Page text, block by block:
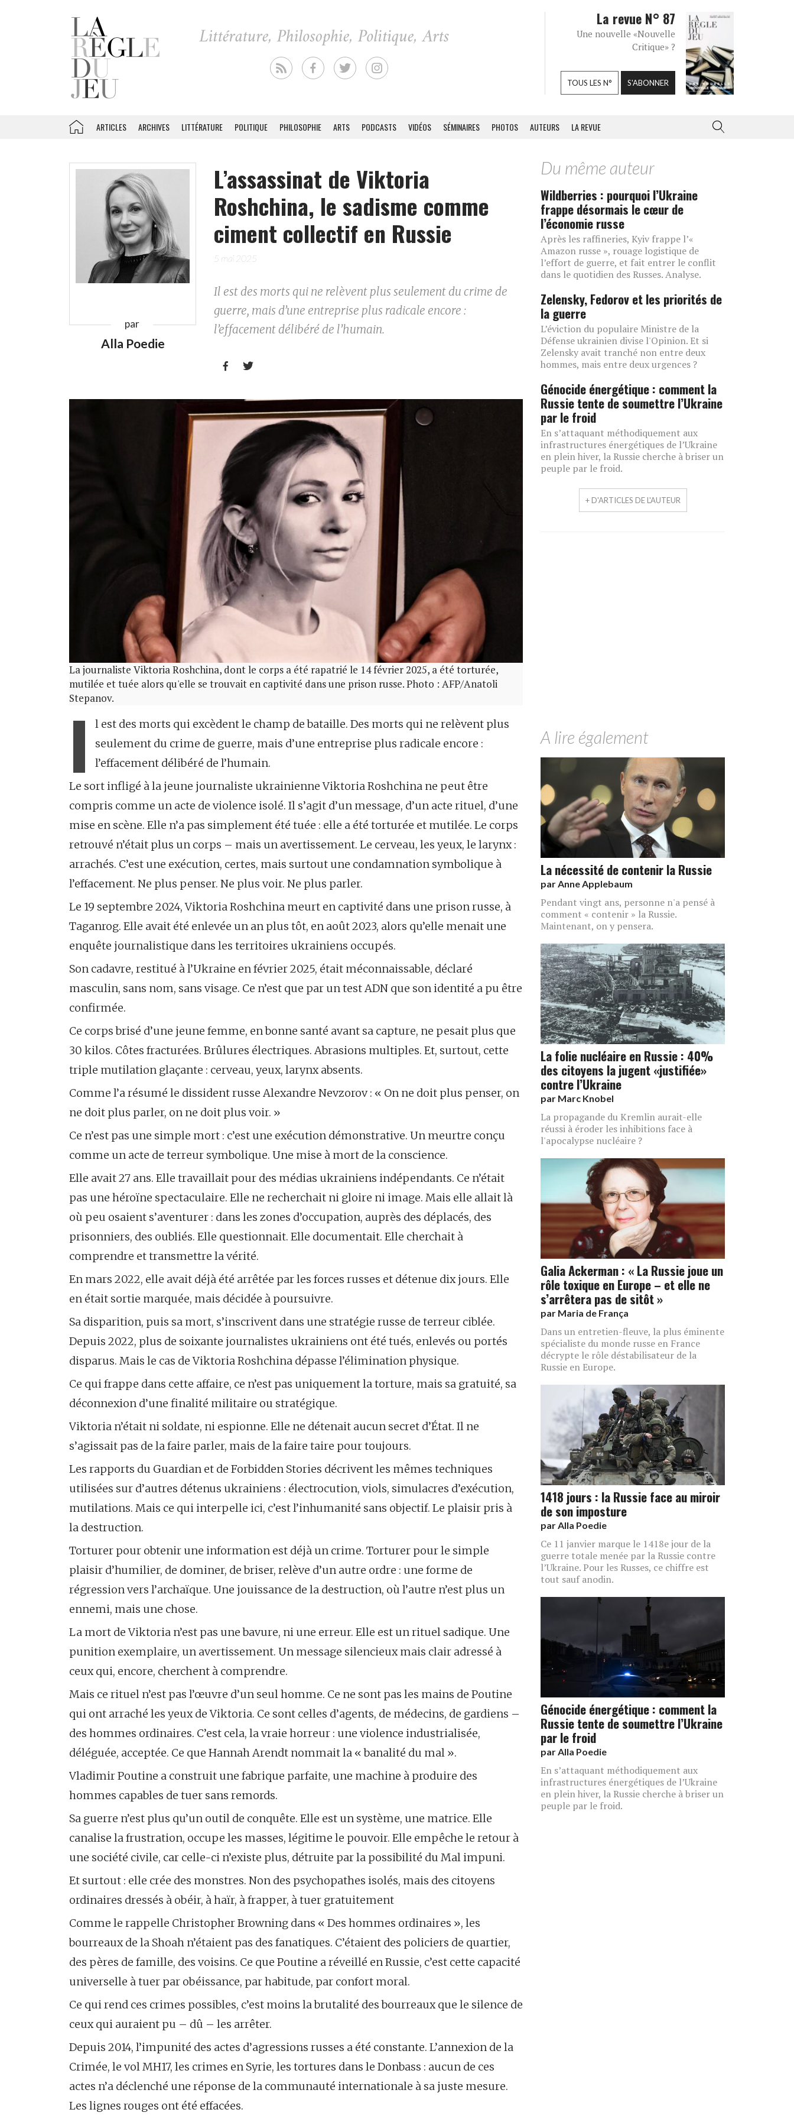
La revue N° 87
Une nouvelle «Nouvelle
Critique» ?
TOUS LES N° S'ABONNER
ARTICLES ARCHIVES LITTÉRATURE POLITIQUE PHILOSOPHIE ARTS PODCASTS VIDÉOS SÉMINAIRES PHOTOS AUTEURS LA REVUE
par
Alla Poedie
L’assassinat de Viktoria
Roshchina, le sadisme comme
ciment collectif en Russie
5 mai 2025
Il est des morts qui ne relèvent plus seulement du crime de
guerre, mais d’une entreprise plus radicale encore :
l’effacement délibéré de l’humain.
 
La journaliste Viktoria Roshchina, dont le corps a été rapatrié le 14 février 2025, a été torturée,
mutilée et tuée alors qu'elle se trouvait en captivité dans une prison russe. Photo : AFP/Anatoli
Stepanov.
I
l est des morts qui excèdent le champ de bataille. Des morts qui ne relèvent plus
seulement du crime de guerre, mais d’une entreprise plus radicale encore :
l’effacement délibéré de l’humain.
Le sort infligé à la jeune journaliste ukrainienne Viktoria Roshchina ne peut être
compris comme un acte de violence isolé. Il s’agit d’un message, d’un acte rituel, d’une
mise en scène. Elle n’a pas simplement été tuée : elle a été torturée et mutilée. Le corps
retrouvé n’était plus un corps – mais un avertissement. Le cerveau, les yeux, le larynx :
arrachés. C’est une exécution, certes, mais surtout une condamnation symbolique à
l’effacement. Ne plus penser. Ne plus voir. Ne plus parler.
Le 19 septembre 2024, Viktoria Roshchina meurt en captivité dans une prison russe, à
Taganrog. Elle avait été enlevée un an plus tôt, en août 2023, alors qu’elle menait une
enquête journalistique dans les territoires ukrainiens occupés.
Son cadavre, restitué à l’Ukraine en février 2025, était méconnaissable, déclaré
masculin, sans nom, sans visage. Ce n’est que par un test ADN que son identité a pu être
confirmée.
Ce corps brisé d’une jeune femme, en bonne santé avant sa capture, ne pesait plus que
30 kilos. Côtes fracturées. Brûlures électriques. Abrasions multiples. Et, surtout, cette
triple mutilation glaçante : cerveau, yeux, larynx absents.
Comme l’a résumé le dissident russe Alexandre Nevzorov : « On ne doit plus penser, on
ne doit plus parler, on ne doit plus voir. »
Ce n’est pas une simple mort : c’est une exécution démonstrative. Un meurtre conçu
comme un acte de terreur symbolique. Une mise à mort de la conscience.
Elle avait 27 ans. Elle travaillait pour des médias ukrainiens indépendants. Ce n’était
pas une héroïne spectaculaire. Elle ne recherchait ni gloire ni image. Mais elle allait là
où peu osaient s’aventurer : dans les zones d’occupation, auprès des déplacés, des
prisonniers, des oubliés. Elle questionnait. Elle documentait. Elle cherchait à
comprendre et transmettre la vérité.
En mars 2022, elle avait déjà été arrêtée par les forces russes et détenue dix jours. Elle
en était sortie marquée, mais décidée à poursuivre.
Sa disparition, puis sa mort, s’inscrivent dans une stratégie russe de terreur ciblée.
Depuis 2022, plus de soixante journalistes ukrainiens ont été tués, enlevés ou portés
disparus. Mais le cas de Viktoria Roshchina dépasse l’élimination physique.
Ce qui frappe dans cette affaire, ce n’est pas uniquement la torture, mais sa gratuité, sa
déconnexion d’une finalité militaire ou stratégique.
Viktoria n’était ni soldate, ni espionne. Elle ne détenait aucun secret d’État. Il ne
s’agissait pas de la faire parler, mais de la faire taire pour toujours.
Les rapports du Guardian et de Forbidden Stories décrivent les mêmes techniques
utilisées sur d’autres détenus ukrainiens : électrocution, viols, simulacres d’exécution,
mutilations. Mais ce qui interpelle ici, c’est l’inhumanité sans objectif. Le plaisir pris à
la destruction.
Torturer pour obtenir une information est déjà un crime. Torturer pour le simple
plaisir d’humilier, de dominer, de briser, relève d’un autre ordre : une forme de
régression vers l’archaïque. Une jouissance de la destruction, où l’autre n’est plus un
ennemi, mais une chose.
La mort de Viktoria n’est pas une bavure, ni une erreur. Elle est un rituel sadique. Une
punition exemplaire, un avertissement. Un message silencieux mais clair adressé à
ceux qui, encore, cherchent à comprendre.
Mais ce rituel n’est pas l’œuvre d’un seul homme. Ce ne sont pas les mains de Poutine
qui ont arraché les yeux de Viktoria. Ce sont celles d’agents, de médecins, de gardiens –
des hommes ordinaires. C’est cela, la vraie horreur : une violence industrialisée,
déléguée, acceptée. Ce que Hannah Arendt nommait la « banalité du mal ».
Vladimir Poutine a construit une fabrique parfaite, une machine à produire des
hommes capables de tuer sans remords.
Sa guerre n’est plus qu’un outil de conquête. Elle est un système, une matrice. Elle
canalise la frustration, occupe les masses, légitime le pouvoir. Elle empêche le retour à
une société civile, car celle-ci n’existe plus, détruite par la possibilité du Mal impuni.
Et surtout : elle crée des monstres. Non des psychopathes isolés, mais des citoyens
ordinaires dressés à obéir, à haïr, à frapper, à tuer gratuitement
Comme le rappelle Christopher Browning dans « Des hommes ordinaires », les
bourreaux de la Shoah n’étaient pas des fanatiques. C’étaient des policiers de quartier,
des pères de famille, des voisins. Ce que Poutine a réveillé en Russie, c’est cette capacité
universelle à tuer par obéissance, par habitude, par confort moral.
Ce qui rend ces crimes possibles, c’est moins la brutalité des bourreaux que le silence de
ceux qui auraient pu – dû – les arrêter.
Depuis 2014, l’impunité des actes d’agressions russes a été constante. L’annexion de la
Crimée, le vol MH17, les crimes en Syrie, les tortures dans le Donbass : aucun de ces
actes n’a déclenché une réponse de la communauté internationale à sa juste mesure.
Les lignes rouges ont été effacées.
Du même auteur
Wildberries : pourquoi l’Ukraine
frappe désormais le cœur de
l’économie russe
Après les raffineries, Kyiv frappe l’«
Amazon russe », rouage logistique de
l’effort de guerre, et fait entrer le conflit
dans le quotidien des Russes. Analyse.
Zelensky, Fedorov et les priorités de
la guerre
L’éviction du populaire Ministre de la
Défense ukrainien divise l'Opinion. Et si
Zelensky avait tranché non entre deux
hommes, mais entre deux urgences ?
Génocide énergétique : comment la
Russie tente de soumettre l’Ukraine
par le froid
En s’attaquant méthodiquement aux
infrastructures énergétiques de l’Ukraine
en plein hiver, la Russie cherche à briser un
peuple par le froid.
+ D'ARTICLES DE L'AUTEUR
A lire également
La nécessité de contenir la Russie​
par Anne Applebaum
Pendant vingt ans, personne n'a pensé à
comment « contenir » la Russie.
Maintenant, on y pensera.
La folie nucléaire en Russie : 40%
des citoyens la jugent «justifiée»
contre l’Ukraine
par Marc Knobel
La propagande du Kremlin aurait-elle
réussi à éroder les inhibitions face à
l'apocalypse nucléaire ?
Galia Ackerman : « La Russie joue un
rôle toxique en Europe – et elle ne
s’arrêtera pas de sitôt »
par Maria de França
Dans un entretien-fleuve, la plus éminente
spécialiste du monde russe en France
décrypte le rôle déstabilisateur de la
Russie en Europe.
1418 jours : la Russie face au miroir
de son imposture
par Alla Poedie
Ce 11 janvier marque le 1418e jour de la
guerre totale menée par la Russie contre
l’Ukraine. Pour les Russes, ce chiffre est
tout sauf anodin.
Génocide énergétique : comment la
Russie tente de soumettre l’Ukraine
par le froid
par Alla Poedie
En s’attaquant méthodiquement aux
infrastructures énergétiques de l’Ukraine
en plein hiver, la Russie cherche à briser un
peuple par le froid.